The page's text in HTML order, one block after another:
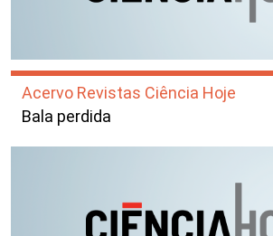
Acervo Revistas Ciência Hoje
Bala perdida